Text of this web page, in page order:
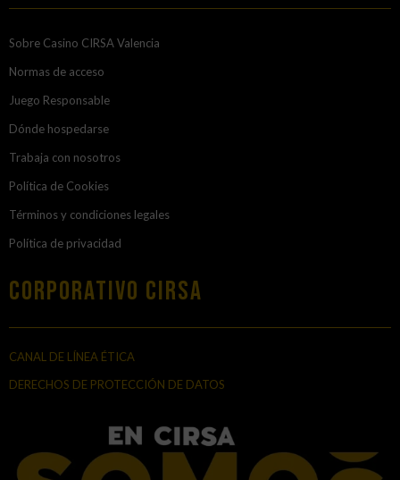
Sobre Casino CIRSA Valencia
Normas de acceso
Juego Responsable
Dónde hospedarse
Trabaja con nosotros
Política de Cookies
Términos y condiciones legales
Política de privacidad
Corporativo Cirsa
CANAL DE LÍNEA ÉTICA
DERECHOS DE PROTECCIÓN DE DATOS